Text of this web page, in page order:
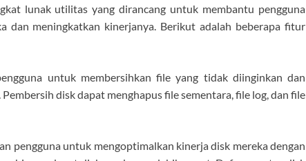
lunak utilitas yang dirancang untuk membantu pengguna
dan meningkatkan kinerjanya. Berikut adalah beberapa fitur
untuk membersihkan file yang tidak diinginkan dan
disk dapat menghapus file sementara, file log, dan file
pengguna untuk mengoptimalkan kinerja disk mereka dengan